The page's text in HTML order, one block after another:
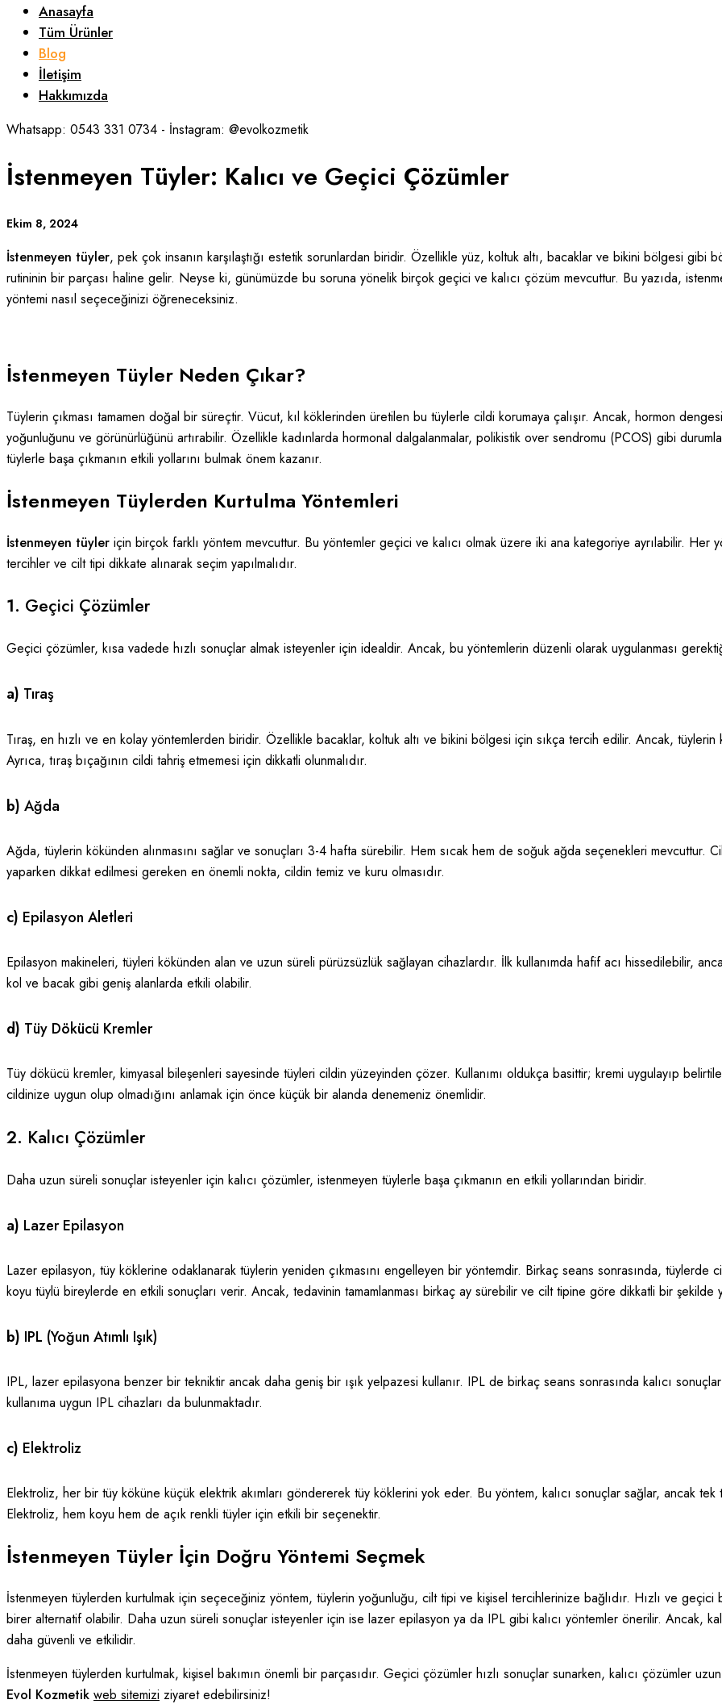
Anasayfa
Tüm Ürünler
Blog
İletişim
Hakkımızda
Whatsapp: 0543 331 0734 - İnstagram: @evolkozmetik
İstenmeyen Tüyler: Kalıcı ve Geçici Çözümler
Ekim 8, 2024
İstenmeyen tüyler, pek çok insanın karşılaştığı estetik sorunlardan biridir. Özellikle yüz, koltuk altı, bacaklar ve bikini bölgesi gibi
rutininin bir parçası haline gelir. Neyse ki, günümüzde bu soruna yönelik birçok geçici ve kalıcı çözüm mevcuttur. Bu yazıda,
yöntemi nasıl seçeceğinizi öğreneceksiniz.
İstenmeyen Tüyler Neden Çıkar?
Tüylerin çıkması tamamen doğal bir süreçtir. Vücut, kıl köklerinden üretilen bu tüylerle cildi korumaya çalışır. Ancak, hormon
yoğunluğunu ve görünürlüğünü artırabilir. Özellikle kadınlarda hormonal dalgalanmalar, polikistik over sendromu (PCOS) gibi
tüylerle başa çıkmanın etkili yollarını bulmak önem kazanır.
İstenmeyen Tüylerden Kurtulma Yöntemleri
İstenmeyen tüyler için birçok farklı yöntem mevcuttur. Bu yöntemler geçici ve kalıcı olmak üzere iki ana kategoriye ayrılabilir. Her
tercihler ve cilt tipi dikkate alınarak seçim yapılmalıdır.
1. Geçici Çözümler
Geçici çözümler, kısa vadede hızlı sonuçlar almak isteyenler için idealdir. Ancak, bu yöntemlerin düzenli olarak uygulanması
a) Tıraş
Tıraş, en hızlı ve en kolay yöntemlerden biridir. Özellikle bacaklar, koltuk altı ve bikini bölgesi için sıkça tercih edilir. Ancak,
Ayrıca, tıraş bıçağının cildi tahriş etmemesi için dikkatli olunmalıdır.
b) Ağda
Ağda, tüylerin kökünden alınmasını sağlar ve sonuçları 3-4 hafta sürebilir. Hem sıcak hem de soğuk ağda seçenekleri mevcuttur.
yaparken dikkat edilmesi gereken en önemli nokta, cildin temiz ve kuru olmasıdır.
c) Epilasyon Aletleri
Epilasyon makineleri, tüyleri kökünden alan ve uzun süreli pürüzsüzlük sağlayan cihazlardır. İlk kullanımda hafif acı hissedilebilir,
kol ve bacak gibi geniş alanlarda etkili olabilir.
d) Tüy Dökücü Kremler
Tüy dökücü kremler, kimyasal bileşenleri sayesinde tüyleri cildin yüzeyinden çözer. Kullanımı oldukça basittir; kremi uygulayıp
cildinize uygun olup olmadığını anlamak için önce küçük bir alanda denemeniz önemlidir.
2. Kalıcı Çözümler
Daha uzun süreli sonuçlar isteyenler için kalıcı çözümler, istenmeyen tüylerle başa çıkmanın en etkili yollarından biridir.
a) Lazer Epilasyon
Lazer epilasyon, tüy köklerine odaklanarak tüylerin yeniden çıkmasını engelleyen bir yöntemdir. Birkaç seans sonrasında,
koyu tüylü bireylerde en etkili sonuçları verir. Ancak, tedavinin tamamlanması birkaç ay sürebilir ve cilt tipine göre dikkatli bir şekilde
b) IPL (Yoğun Atımlı Işık)
IPL, lazer epilasyona benzer bir tekniktir ancak daha geniş bir ışık yelpazesi kullanır. IPL de birkaç seans sonrasında kalıcı
kullanıma uygun IPL cihazları da bulunmaktadır.
c) Elektroliz
Elektroliz, her bir tüy köküne küçük elektrik akımları göndererek tüy köklerini yok eder. Bu yöntem, kalıcı sonuçlar sağlar, ancak tek
Elektroliz, hem koyu hem de açık renkli tüyler için etkili bir seçenektir.
İstenmeyen Tüyler İçin Doğru Yöntemi Seçmek
İstenmeyen tüylerden kurtulmak için seçeceğiniz yöntem, tüylerin yoğunluğu, cilt tipi ve kişisel tercihlerinize bağlıdır. Hızlı ve
birer alternatif olabilir. Daha uzun süreli sonuçlar isteyenler için ise lazer epilasyon ya da IPL gibi kalıcı yöntemler önerilir. Ancak,
daha güvenli ve etkilidir.
İstenmeyen tüylerden kurtulmak, kişisel bakımın önemli bir parçasıdır. Geçici çözümler hızlı sonuçlar sunarken, kalıcı çözümler
Evol Kozmetik web sitemizi ziyaret edebilirsiniz!